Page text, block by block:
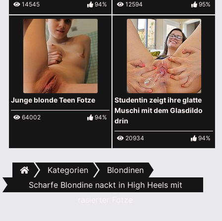
14545 94% 12594 95%
Junge blonde Teen Fotze
64002 94%
Studentin zeigt ihre glatte
Muschi mit dem Glasdildo
drin
20934 94%
Kategorien
Blondinen
Scharfe Blondine nackt in High Heels mit